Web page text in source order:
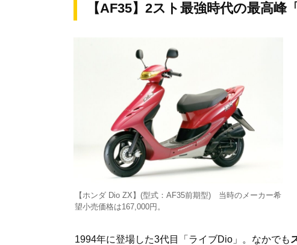
【AF35】2スト最強時代の最高峰
【ホンダ Dio ZX】(型式：AF35前期型) 当時のメーカー希
望小売価格は167,000円。
1994年に登場した3代目「ライブDio」。なかでも